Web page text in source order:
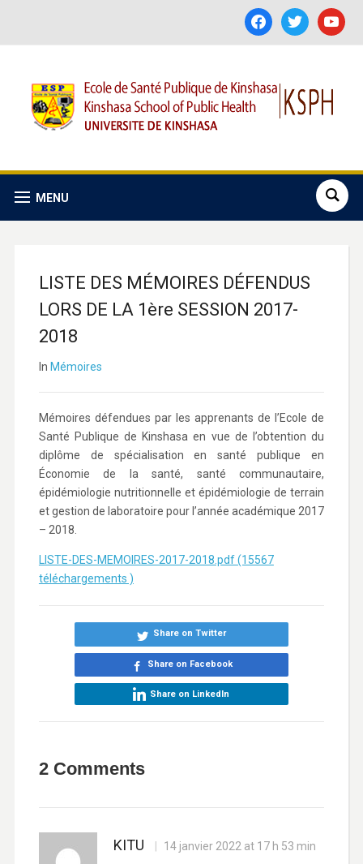
facebooktwitter youtube
MENU
LISTE DES MÉMOIRES DÉFENDUS
LORS DE LA 1ère SESSION 2017-
2018
In Mémoires
Mémoires défendues par les apprenants de l’Ecole de
Santé Publique de Kinshasa en vue de l’obtention du
diplôme de spécialisation en santé publique en
Économie de la santé, santé communautaire,
épidémiologie nutritionnelle et épidémiologie de terrain
et gestion de laboratoire pour l’année académique 2017
– 2018.
LISTE-DES-MEMOIRES-2017-2018.pdf (15567
téléchargements )
Share on Twitter
Share on Facebook
Share on LinkedIn
2 Comments
KITU 14 janvier 2022 at 17 h 53 min